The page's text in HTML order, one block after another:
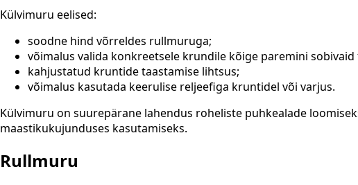
Külvimuru eelised:
soodne hind võrreldes rullmuruga;
võimalus valida konkreetsele krundile kõige paremini sobivaid
kahjustatud kruntide taastamise lihtsus;
võimalus kasutada keerulise reljeefiga kruntidel või varjus.
Külvimuru on suurepärane lahendus roheliste puhkealade
maastikukujunduses kasutamiseks.
Rullmuru